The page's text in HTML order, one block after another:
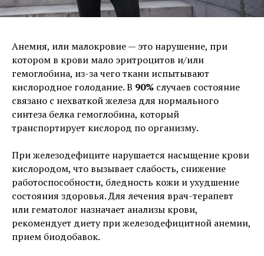
Анемия, или малокровие — это нарушение, при
котором в крови мало эритроцитов и/или
гемоглобина, из-за чего ткани испытывают
кислородное голодание. В 90% случаев состояние
связано с нехваткой железа для нормального
синтеза белка гемоглобина, который
транспортирует кислород по организму.
При железодефиците нарушается насыщение крови
кислородом, что вызывает слабость, снижение
работоспособности, бледность кожи и ухудшение
состояния здоровья. Для лечения врач-терапевт
или гематолог назначает анализы крови,
рекомендует диету при железодефицитной анемии,
прием биодобавок.